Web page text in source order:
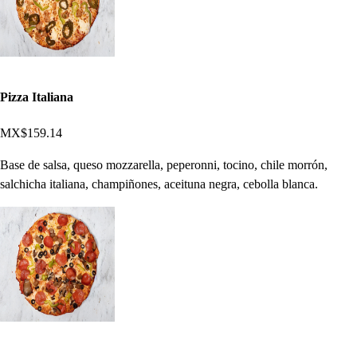
Pizza Italiana
MX$159.14
Base de salsa, queso mozzarella, peperonni, tocino, chile morrón,
salchicha italiana, champiñones, aceituna negra, cebolla blanca.